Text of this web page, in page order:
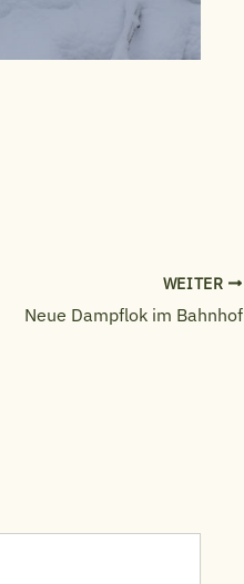
WEITER
Neue Dampflok im Bahnhof